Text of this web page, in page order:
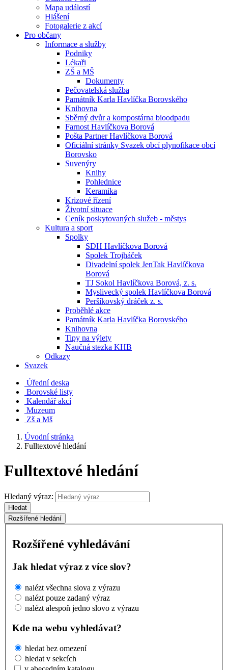
Mapa událostí
Hlášení
Fotogalerie z akcí
Pro občany
Informace a služby
Podniky
Lékaři
ZŠ a MŠ
Dokumenty
Pečovatelská služba
Památník Karla Havlíčka Borovského
Knihovna
Sběrný dvůr a kompostárna bioodpadu
Farnost Havlíčkova Borová
Pošta Partner Havlíčkova Borová
Oficiální stránky Svazek obcí plynofikace obcí
Borovsko
Suvenýry
Knihy
Pohlednice
Keramika
Krizové řízení
Životní situace
Ceník poskytovaných služeb - městys
Kultura a sport
Spolky
SDH Havlíčkova Borová
Spolek Trojháček
Divadelní spolek JenTak Havlíčkova
Borová
TJ Sokol Havlíčkova Borová, z. s.
Myslivecký spolek Havlíčkova Borová
Peršíkovský dráček z. s.
Proběhlé akce
Památník Karla Havlíčka Borovského
Knihovna
Tipy na výlety
Naučná stezka KHB
Odkazy
Svazek
Úřední deska
Borovské listy
Kalendář akcí
Muzeum
Zš a Mš
Úvodní stránka
Fulltextové hledání
Fulltextové hledání
Hledaný výraz:
Hledat
Rozšířené hledání
Rozšířené vyhledávání
Jak hledat výraz z více slov?
nalézt všechna slova z výrazu
nalézt pouze zadaný výraz
nalézt alespoň jedno slovo z výrazu
Kde na webu vyhledávat?
hledat bez omezení
hledat v sekcích